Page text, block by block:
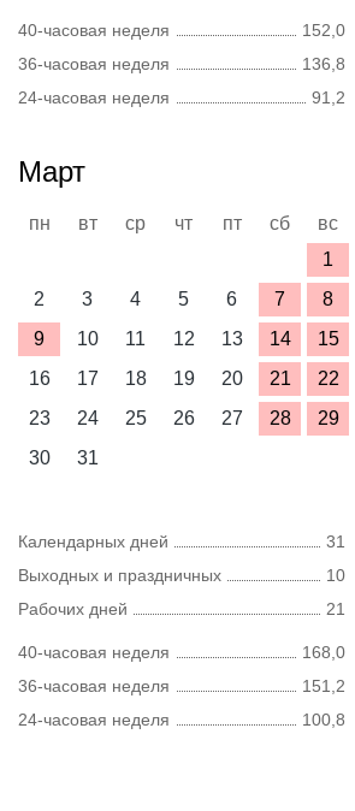
40-часовая неделя
152,0
36-часовая неделя
136,8
24-часовая неделя
91,2
Март
пн вт ср чт пт сб
вс
1
2
3 4 5 6 7
8
9
10 11 12 13 14
15
16
17 18 19 20 21
22
23
24 25 26 27 28
29
30
31
Календарных дней
31
Выходных и праздничных
10
Рабочих дней
21
40-часовая неделя
168,0
36-часовая неделя
151,2
24-часовая неделя
100,8